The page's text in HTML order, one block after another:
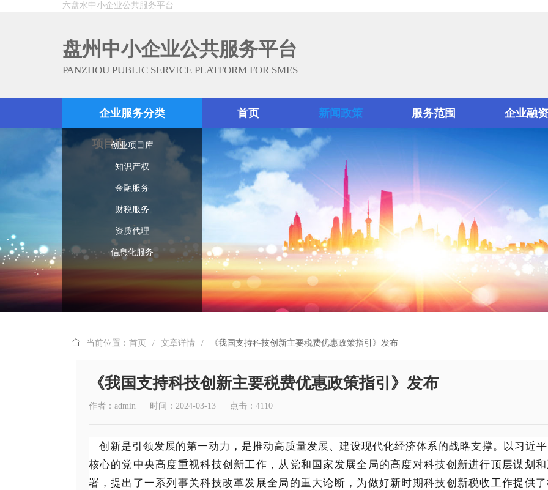
六盘水中小企业公共服务平台
盘州中小企业公共服务平台
PANZHOU PUBLIC SERVICE PLATFORM FOR SMES
企业服务分类
创业项目库
知识产权
金融服务
财税服务
资质代理
信息化服务
首页 新闻政策 服务范围 企业融资
项目库
当前位置：首页 / 文章详情 / 《我国支持科技创新主要税费优惠政策指引》发布
《我国支持科技创新主要税费优惠政策指引》发布
作者：admin | 时间：2024-03-13 | 点击：4110
创新是引领发展的第一动力，是推动高质量发展、建设现代化经济体系的战略支撑。以习近
核心的党中央高度重视科技创新工作，从党和国家发展全局的高度对科技创新进行顶层谋划
署，提出了一系列事关科技改革发展全局的重大论断，为做好新时期科技创新税收工作提供